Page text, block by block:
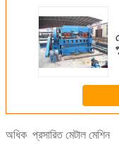
অধিক প্রসারিত মেটাল মেশিন